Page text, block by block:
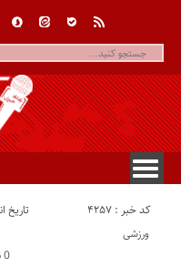
کد خبر : 4257 تاریخ
0 نظر
ورزشی